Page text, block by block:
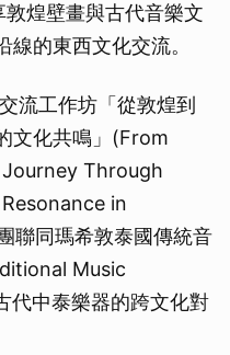
煌壁畫與古代音樂文
的東西文化交流。
流工作坊「從敦煌到
文化共鳴」(From
Through
in
聯同瑪希敦泰國傳統音
Music
代中泰樂器的跨文化對